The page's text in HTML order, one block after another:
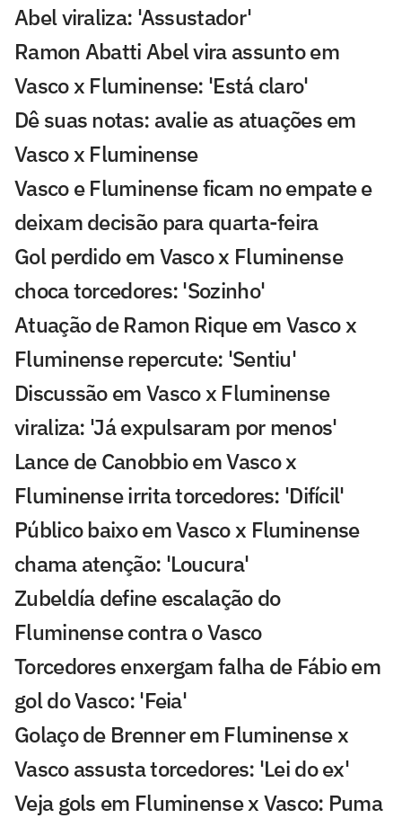
Abel viraliza: 'Assustador'
Ramon Abatti Abel vira assunto em
Vasco x Fluminense: 'Está claro'
Dê suas notas: avalie as atuações em
Vasco x Fluminense
Vasco e Fluminense ficam no empate e
deixam decisão para quarta-feira
Gol perdido em Vasco x Fluminense
choca torcedores: 'Sozinho'
Atuação de Ramon Rique em Vasco x
Fluminense repercute: 'Sentiu'
Discussão em Vasco x Fluminense
viraliza: 'Já expulsaram por menos'
Lance de Canobbio em Vasco x
Fluminense irrita torcedores: 'Difícil'
Público baixo em Vasco x Fluminense
chama atenção: 'Loucura'
Zubeldía define escalação do
Fluminense contra o Vasco
Torcedores enxergam falha de Fábio em
gol do Vasco: 'Feia'
Golaço de Brenner em Fluminense x
Vasco assusta torcedores: 'Lei do ex'
Veja gols em Fluminense x Vasco: Puma